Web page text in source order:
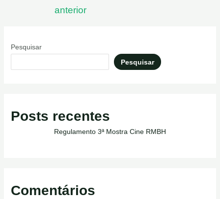
anterior
Pesquisar
Pesquisar
Posts recentes
Regulamento 3ª Mostra Cine RMBH
Comentários